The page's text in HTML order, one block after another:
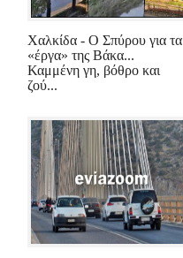
Χαλκίδα - Ο Σπύρου για τα
«έργα» της Βάκα...
Καμμένη γη, βόθρο και
ζού...